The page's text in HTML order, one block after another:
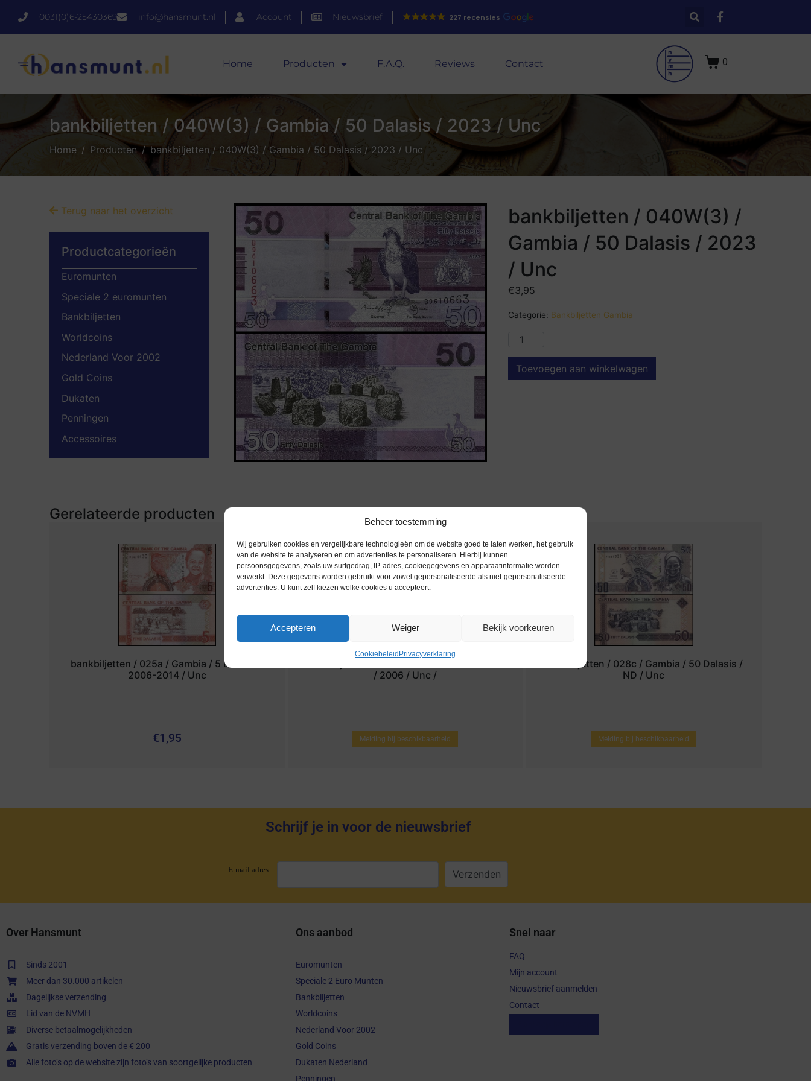
Beheer toestemming
Wij gebruiken cookies en vergelijkbare technologieën om de website goed te laten werken, het gebruik
van de website te analyseren en om advertenties te personaliseren. Hierbij kunnen
persoonsgegevens, zoals uw surfgedrag, IP-adres, cookiegegevens en apparaatinformatie worden
verwerkt. Deze gegevens worden gebruikt voor zowel gepersonaliseerde als niet-gepersonaliseerde
advertenties. U kunt zelf kiezen welke cookies u accepteert.
Accepteren Weiger Bekijk voorkeuren
CookiebeleidPrivacyverklaring
0031(0)6-25430369 info@hansmunt.nl Account Nieuwsbrief 227 recensies
Home Producten F.A.Q. Reviews Contact 0
bankbiljetten / 040W(3) / Gambia / 50 Dalasis / 2023 / Unc
Home Producten bankbiljetten / 040W(3) / Gambia / 50 Dalasis / 2023 / Unc
bankbiljetten / 040W(3) /
Gambia / 50 Dalasis / 2023
/ Unc
€3,95
Categorie: Bankbiljetten Gambia
Toevoegen aan winkelwagen
Terug naar het overzicht
Productcategorieën
Euromunten
Speciale 2 euromunten
Bankbiljetten
Worldcoins
Nederland Voor 2002
Gold Coins
Dukaten
Penningen
Accessoires
Gerelateerde producten
bankbiljetten / 025a / Gambia / 5 Dalasis /
2006-2014 / Unc
€1,95
/ 2006 / Unc /
Melding bij beschikbaarheid
bankbiljetten / 028c / Gambia / 50 Dalasis /
ND / Unc
Melding bij beschikbaarheid
Schrijf je in voor de nieuwsbrief
E-mail adres:
Over Hansmunt
Sinds 2001
Meer dan 30.000 artikelen
Dagelijkse verzending
Lid van de NVMH
Diverse betaalmogelijkheden
Gratis verzending boven de € 200
Alle foto’s op de website zijn foto’s van soortgelijke producten
Ons aanbod
Euromunten
Speciale 2 Euro Munten
Bankbiljetten
Worldcoins
Nederland Voor 2002
Gold Coins
Dukaten Nederland
Penningen
Snel naar
FAQ
Mijn account
Nieuwsbrief aanmelden
Contact